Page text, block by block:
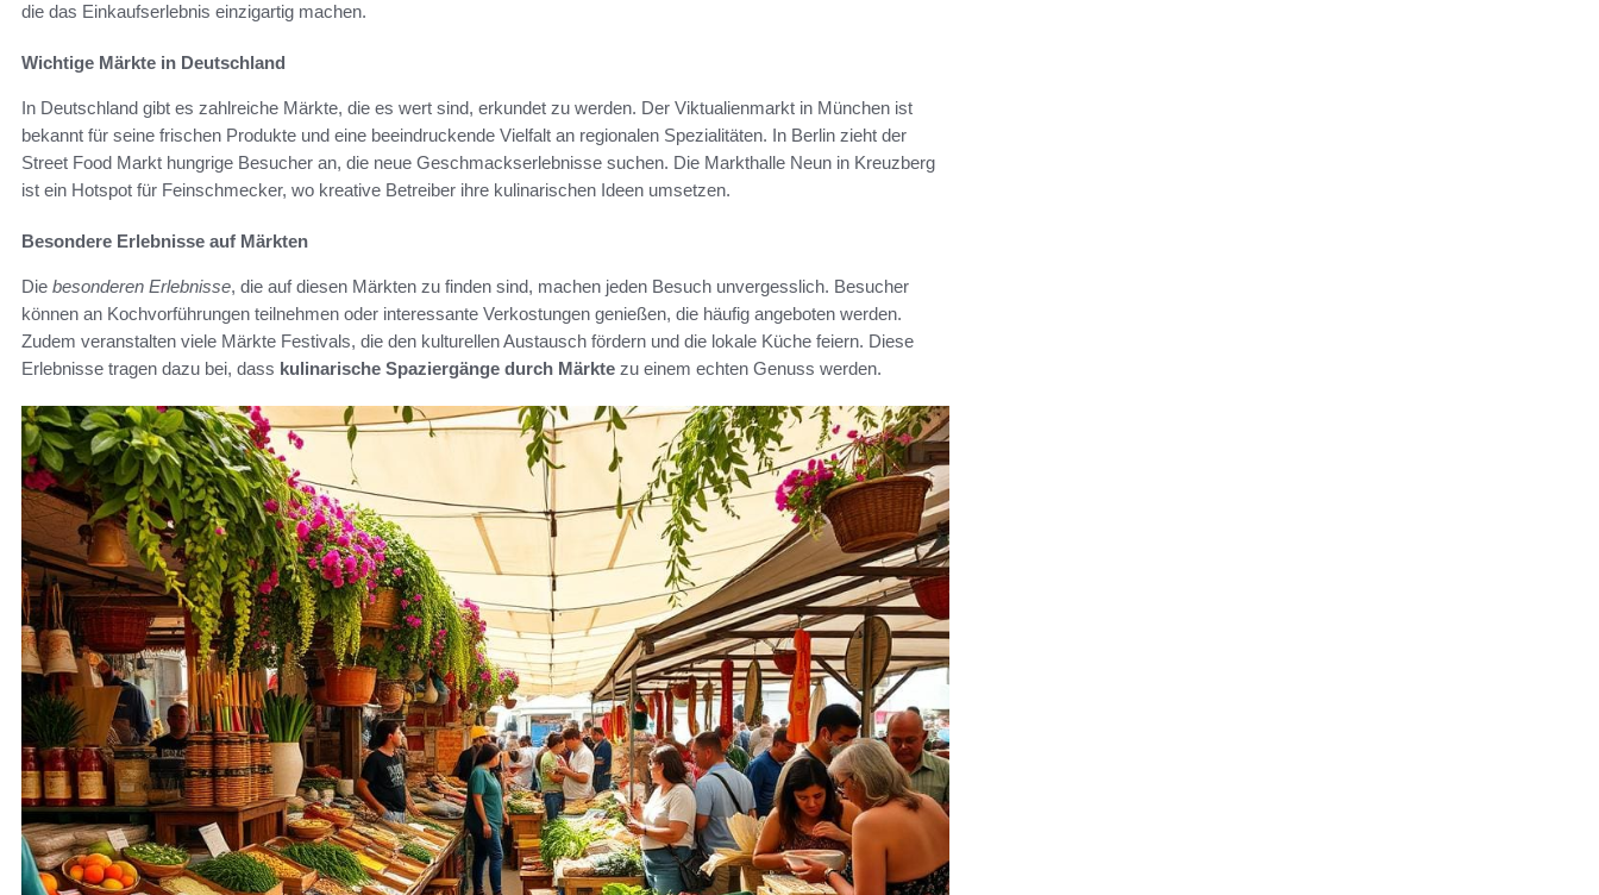
die das Einkaufserlebnis einzigartig machen.
Wichtige Märkte in Deutschland
In Deutschland gibt es zahlreiche Märkte, die es wert sind, erkundet zu werden. Der Viktualienmarkt in München ist
bekannt für seine frischen Produkte und eine beeindruckende Vielfalt an regionalen Spezialitäten. In Berlin zieht der
Street Food Markt hungrige Besucher an, die neue Geschmackserlebnisse suchen. Die Markthalle Neun in Kreuzberg
ist ein Hotspot für Feinschmecker, wo kreative Betreiber ihre kulinarischen Ideen umsetzen.
Besondere Erlebnisse auf Märkten
Die besonderen Erlebnisse, die auf diesen Märkten zu finden sind, machen jeden Besuch unvergesslich. Besucher
können an Kochvorführungen teilnehmen oder interessante Verkostungen genießen, die häufig angeboten werden.
Zudem veranstalten viele Märkte Festivals, die den kulturellen Austausch fördern und die lokale Küche feiern. Diese
Erlebnisse tragen dazu bei, dass kulinarische Spaziergänge durch Märkte zu einem echten Genuss werden.